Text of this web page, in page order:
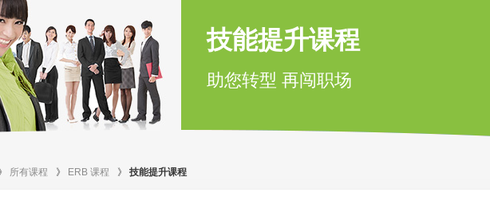
技能提升课程
助您转型 再闯职场
所有课程 》 ERB 课程 》 技能提升课程